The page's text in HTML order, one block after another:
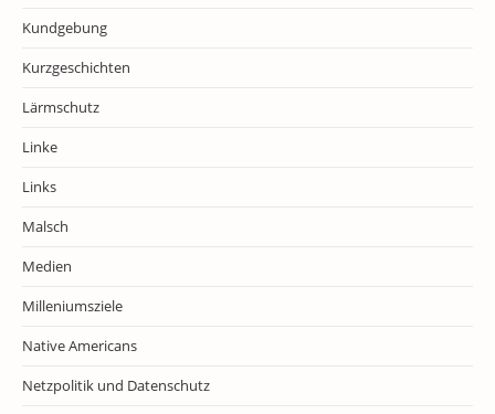
Kundgebung
Kurzgeschichten
Lärmschutz
Linke
Links
Malsch
Medien
Milleniumsziele
Native Americans
Netzpolitik und Datenschutz